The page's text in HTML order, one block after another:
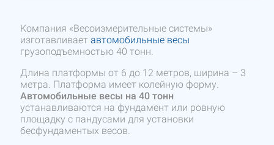
Компания «Весоизмерительные системы»
изготавливаетавтомобильные весы
грузоподъемностью 40 тонн.
Длина платформы от 6 до 12 метров, ширина – 3
метра. Платформа имеет колейную форму.
Автомобильные весы на 40 тонн
устанавливаются на фундамент или ровную
площадку с пандусами для установки
бесфундаментых весов.